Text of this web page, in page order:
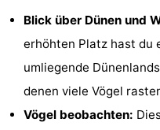
Aussichtspunkte
Übernachten
Appartements
Bosch
-
Blick über Dünen und
erhöhten Platz hast du
umliegende
denen viele Vögel
Vögel beobachten: